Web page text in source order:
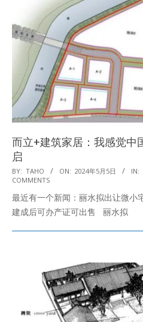
而立+建筑家居：我感觉中
启
2024-
05-
05
BY: TAHO ON: 2024年5月5日 IN:
COMMENTS
最近有一个新闻：丽水拟出让微小
建成后可办产证可出售 丽水拟